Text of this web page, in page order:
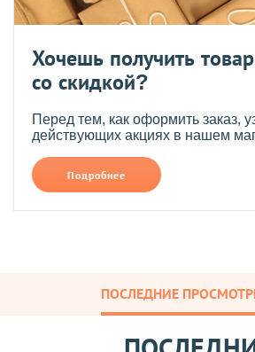
Хочешь получить товар
со скидкой?
Перед тем, как оформить заказ,
действующих акциях в нашем
Подробнее
ПОСЛЕДНИЕ